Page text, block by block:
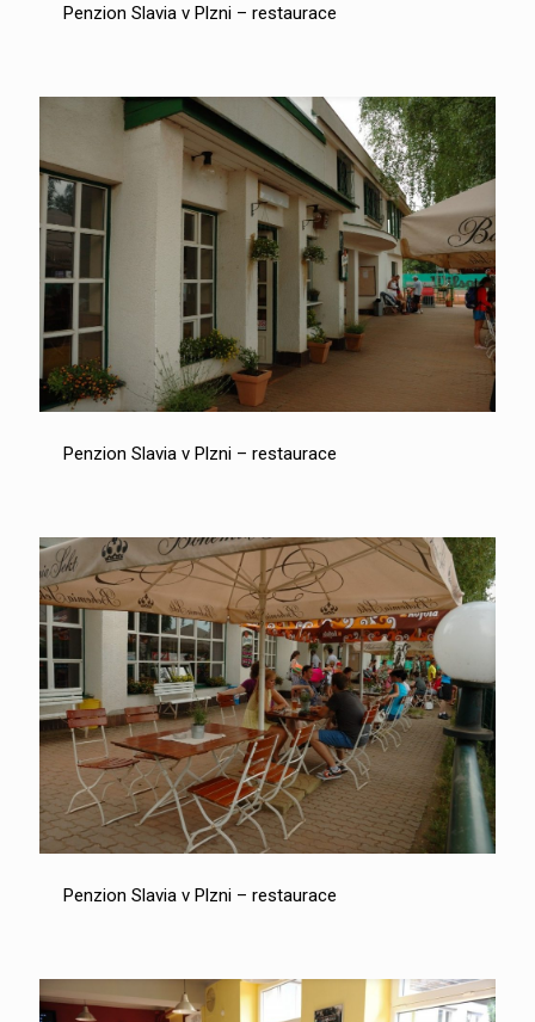
Penzion Slavia v Plzni – restaurace
Penzion Slavia v Plzni – restaurace
Penzion Slavia v Plzni – restaurace